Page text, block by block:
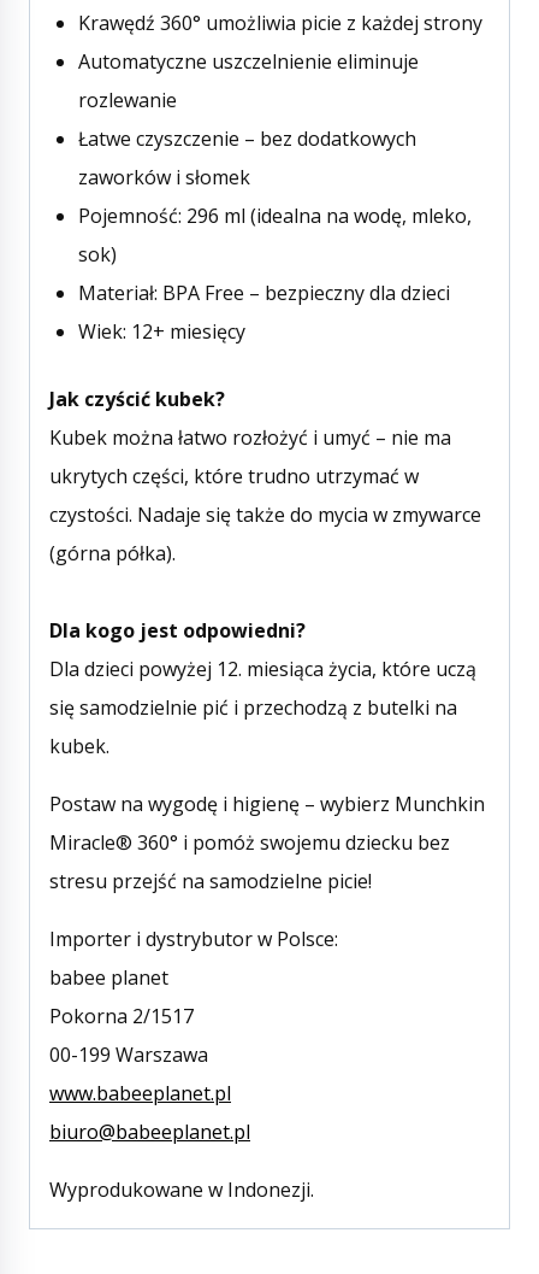
Krawędź 360° umożliwia picie z każdej strony
Automatyczne uszczelnienie eliminuje
rozlewanie
Łatwe czyszczenie – bez dodatkowych
zaworków i słomek
Pojemność: 296 ml (idealna na wodę, mleko,
sok)
Materiał: BPA Free – bezpieczny dla dzieci
Wiek: 12+ miesięcy
Jak czyścić kubek?
Kubek można łatwo rozłożyć i umyć – nie ma
ukrytych części, które trudno utrzymać w
czystości. Nadaje się także do mycia w zmywarce
(górna półka).
Dla kogo jest odpowiedni?
Dla dzieci powyżej 12. miesiąca życia, które uczą
się samodzielnie pić i przechodzą z butelki na
kubek.
Postaw na wygodę i higienę – wybierz Munchkin
Miracle® 360° i pomóż swojemu dziecku bez
stresu przejść na samodzielne picie!
Importer i dystrybutor w Polsce:
babee planet
Pokorna 2/1517
00-199 Warszawa
www.babeeplanet.pl
biuro@babeeplanet.pl
Wyprodukowane w Indonezji.